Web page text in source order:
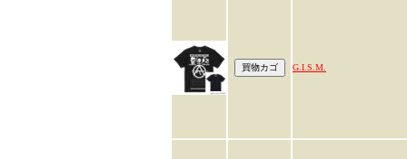
G.I.S.M.